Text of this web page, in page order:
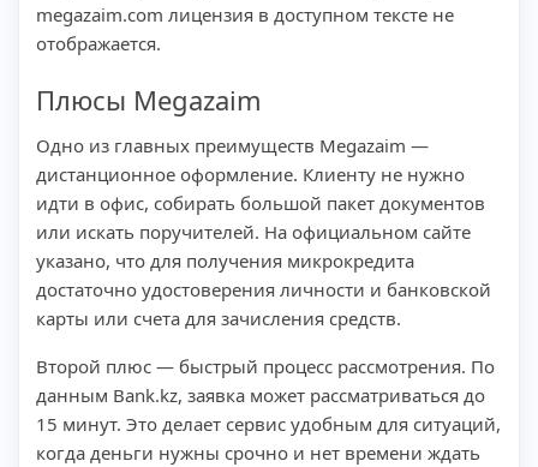
megazaim.com лицензия в доступном тексте не
отображается.
Плюсы Megazaim
Одно из главных преимуществ Megazaim —
дистанционное оформление. Клиенту не нужно
идти в офис, собирать большой пакет документов
или искать поручителей. На официальном сайте
указано, что для получения микрокредита
достаточно удостоверения личности и банковской
карты или счета для зачисления средств.
Второй плюс — быстрый процесс рассмотрения. По
данным Bank.kz, заявка может рассматриваться до
15 минут. Это делает сервис удобным для ситуаций,
когда деньги нужны срочно и нет времени ждать